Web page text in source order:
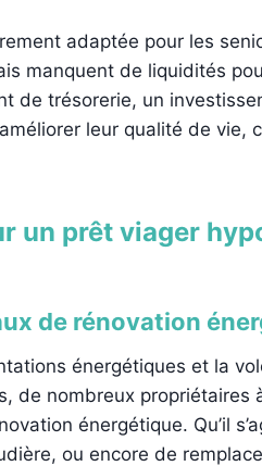
adaptée pour les
manquent de liquidités
de trésorerie, un
leur qualité de vie,
un prêt viager
de rénovation
énergétiques et la
de nombreux propriétaires
énergétique. Qu’il
ou encore de